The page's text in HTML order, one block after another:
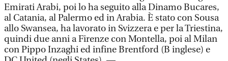
Emirati Arabi, poi lo ha seguito alla Dinamo Bucares,
al Catania, al Palermo ed in Arabia. È stato con Sousa
allo Swansea, ha lavorato in Svizzera e per la Triestina,
quindi due anni a Firenze con Montella, poi al Milan
con Pippo Inzaghi ed infine Brentford (B inglese) e